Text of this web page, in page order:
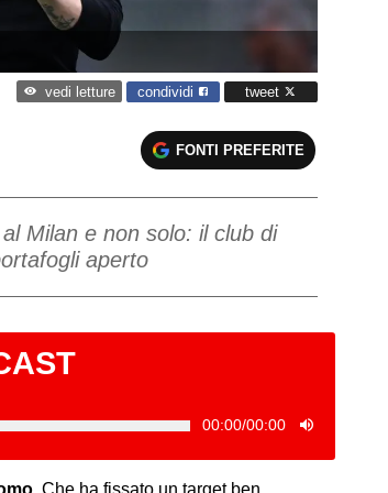
vedi letture condividi tweet
FONTI PREFERITE
Milan e non solo: il club di
aperto
00:00/00:00
. Che ha fissato un target ben